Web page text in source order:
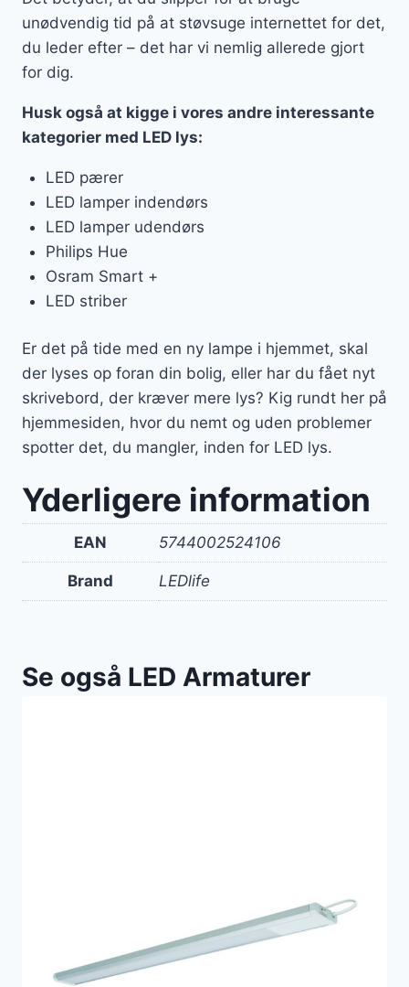
unødvendig tid på at støvsuge internettet for det,
du leder efter – det har vi nemlig allerede gjort
for dig.
Husk også at kigge i vores andre interessante
kategorier med LED lys:
LED pærer
LED lamper indendørs
LED lamper udendørs
Philips Hue
Osram Smart +
LED striber
Er det på tide med en ny lampe i hjemmet, skal
der lyses op foran din bolig, eller har du fået nyt
skrivebord, der kræver mere lys? Kig rundt her på
hjemmesiden, hvor du nemt og uden problemer
spotter det, du mangler, inden for LED lys.
Yderligere information
EAN 5744002524106
Brand LEDlife
Se også LED Armaturer